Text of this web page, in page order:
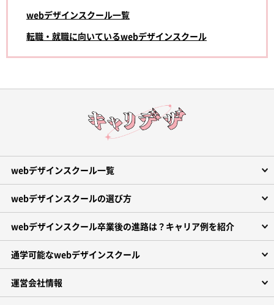
webデザインスクール一覧
転職・就職に向いているwebデザインスクール
webデザインスクール一覧
webデザインスクールの選び方
webデザインスクール卒業後の進路は？キャリア例を紹介
通学可能なwebデザインスクール
運営会社情報